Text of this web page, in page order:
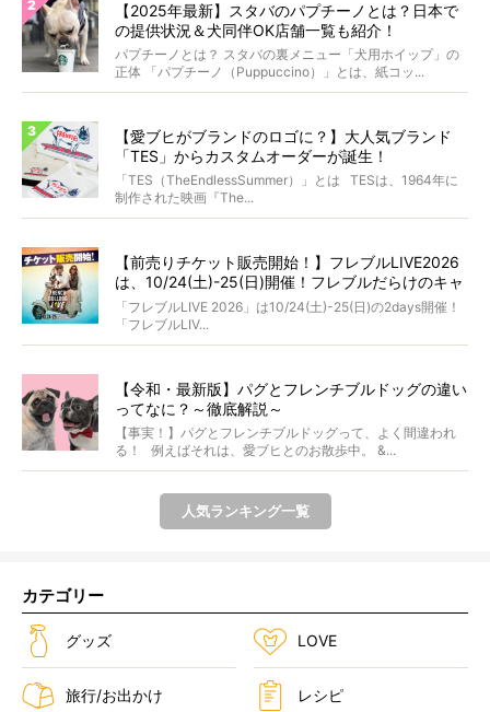
【2025年最新】スタバのパプチーノとは？日本で
の提供状況＆犬同伴OK店舗一覧も紹介！
パプチーノとは？ スタバの裏メニュー「犬用ホイップ」の
正体 「パプチーノ（Puppuccino）」とは、紙コッ...
【愛ブヒがブランドのロゴに？】大人気ブランド
「TES」からカスタムオーダーが誕生！
「TES（TheEndlessSummer）」とは TESは、1964年に
制作された映画『The...
【前売りチケット販売開始！】フレブルLIVE2026
は、10/24(土)-25(日)開催！フレブルだらけのキャ
ンプ・前夜祭・バスプランも新登場!?
「フレブルLIVE 2026」は10/24(土)-25(日)の2days開催！
「フレブルLIV...
【令和・最新版】パグとフレンチブルドッグの違い
ってなに？～徹底解説～
【事実！】パグとフレンチブルドッグって、よく間違われ
る！ 例えばそれは、愛ブヒとのお散歩中。 &...
人気ランキング一覧
カテゴリー
グッズ LOVE
旅行/お出かけ レシピ